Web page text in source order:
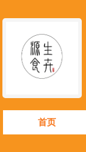
首页